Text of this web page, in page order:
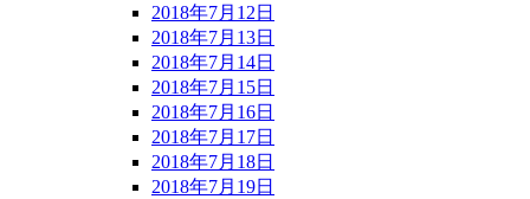
2018年7月12日
2018年7月13日
2018年7月14日
2018年7月15日
2018年7月16日
2018年7月17日
2018年7月18日
2018年7月19日